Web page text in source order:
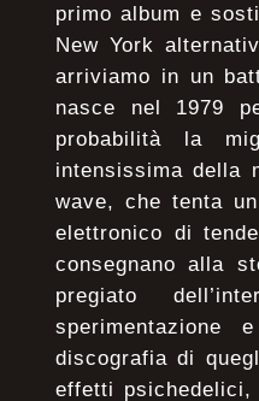
primo album e
New York
arriviamo in un
nasce nel 1979
probabilità la
intensissima della
wave, che tenta
elettronico di
consegnano alla
pregiato
sperimentazione
discografia di
effetti